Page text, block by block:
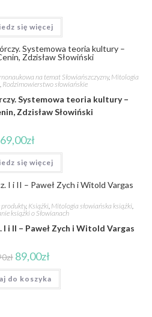
się więcej
na temat Słowiańszczyzny, Mitologia
, Rodzimowierstwo słowiańskie
Systemowa teoria kultury –
Zdzisław Słowiński
69,00zł
się więcej
, Książki Mitologia słowiańska książki
książki o Słowianach
i II – Paweł Zych i Witold Vargas
zł 89,00zł
do koszyka